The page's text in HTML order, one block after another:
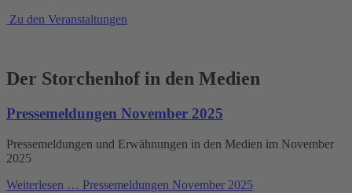
Zu den Veranstaltungen
Der Storchenhof in den Medien
Pressemeldungen November 2025
Pressemeldungen und Erwähnungen in den Medien im November
2025
Weiterlesen … Pressemeldungen November 2025